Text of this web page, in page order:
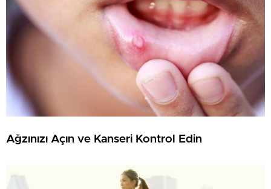
Ağzınızı Açın ve Kanseri Kontrol Edin